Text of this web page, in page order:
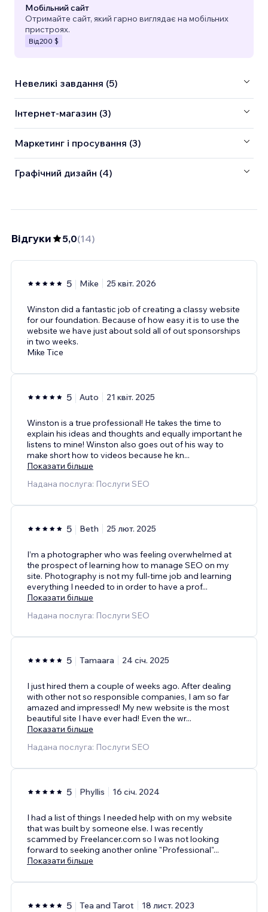
Мобільний сайт
Отримайте сайт, який гарно виглядає на мобільних
пристроях.
Від200 $
Невеликі завдання (5)
Інтернет-магазин (3)
Маркетинг і просування (3)
Графічний дизайн (4)
Відгуки 5,0(14)
5 Mike 25 квіт. 2026
Winston did a fantastic job of creating a classy website
for our foundation. Because of how easy it is to use the
website we have just about sold all of out sponsorships
in two weeks.
Mike Tice
5 Auto 21 квіт. 2025
Winston is a true professional! He takes the time to
explain his ideas and thoughts and equally important he
listens to mine! Winston also goes out of his way to
make short how to videos because he kn...
Показати більше
Надана послуга: Послуги SEO
5 Beth 25 лют. 2025
I’m a photographer who was feeling overwhelmed at
the prospect of learning how to manage SEO on my
site. Photography is not my full-time job and learning
everything I needed to in order to have a prof...
Показати більше
Надана послуга: Послуги SEO
5 Tamaara 24 січ. 2025
I just hired them a couple of weeks ago. After dealing
with other not so responsible companies, I am so far
amazed and impressed! My new website is the most
beautiful site I have ever had! Even the wr...
Показати більше
Надана послуга: Послуги SEO
5 Phyllis 16 січ. 2024
I had a list of things I needed help with on my website
that was built by someone else. I was recently
scammed by Freelancer.com so I was not looking
forward to seeking another online "Professional"...
Показати більше
5 Tea and Tarot 18 лист. 2023